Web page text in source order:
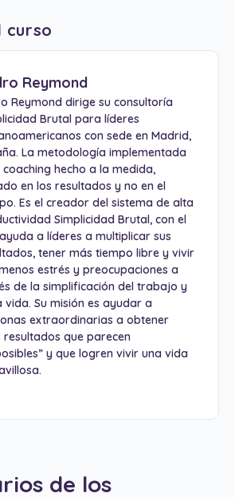
curso
Reymond
Reymond dirige su consultoría
Brutal para líderes
con sede en Madrid,
La metodología implementada
coaching hecho a la medida,
en los resultados y no en el
Es el creador del sistema de alta
Simplicidad Brutal, con el
a líderes a multiplicar sus
tener más tiempo libre y vivir
estrés y preocupaciones a
de la simplificación del trabajo y
vida. Su misión es ayudar a
extraordinarias a obtener
resultados que parecen
y que logren vivir una vida
de los